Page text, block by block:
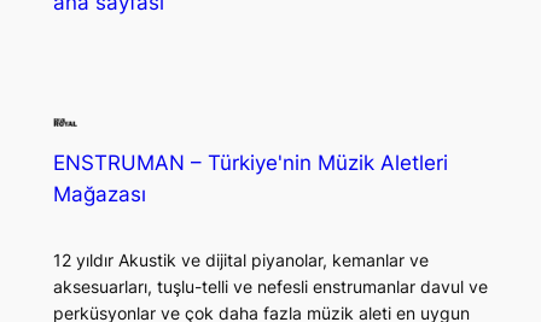
ENSTRUMAN – Türkiye'nin Müzik Aletleri
Mağazası
12 yıldır Akustik ve dijital piyanolar, kemanlar ve
aksesuarları, tuşlu-telli ve nefesli enstrumanlar davul ve
perküsyonlar ve çok daha fazla müzik aleti en uygun